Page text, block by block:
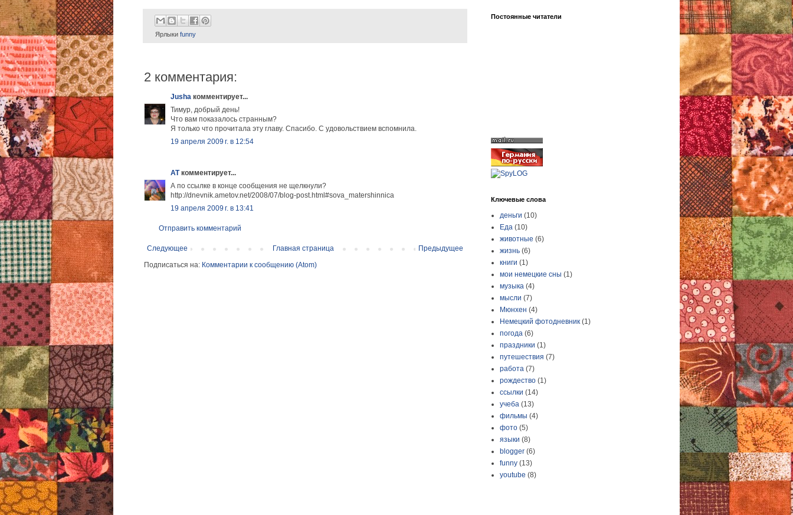
Ярлыки funny
2 комментария:
Jusha комментирует...
Тимур, добрый день!
Что вам показалось странным?
Я только что прочитала эту главу. Спасибо. С удовольствием вспомнила.
19 апреля 2009 г. в 12:54
ATкомментирует...
А по ссылке в конце сообщения не щелкнули?
http://dnevnik.ametov.net/2008/07/blog-post.html#sova_matershinnica
19 апреля 2009 г. в 13:41
Отправить комментарий
Следующее Предыдущее
Главная страница
Подписаться на: Комментарии к сообщению (Atom)
Постоянные читатели
Ключевые слова
деньги (10)
Еда (10)
животные (6)
жизнь (6)
книги (1)
мои немецкие сны (1)
музыка (4)
мысли (7)
Мюнхен (4)
Немецкий фотодневник (1)
погода (6)
праздники (1)
путешествия (7)
работа (7)
рождество (1)
ссылки (14)
учеба (13)
фильмы (4)
фото (5)
языки (8)
blogger (6)
funny (13)
youtube (8)